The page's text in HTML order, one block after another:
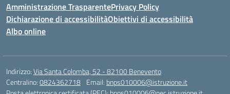
Amministrazione TrasparentePrivacy Policy
Dichiarazione di accessibilitàObiettivi di accessibilità
Albo online
Indirizzo:Via Santa Colomba, 52 - 82100 Benevento
Centralino:0824362718 Email: bnps010006@istruzione.it